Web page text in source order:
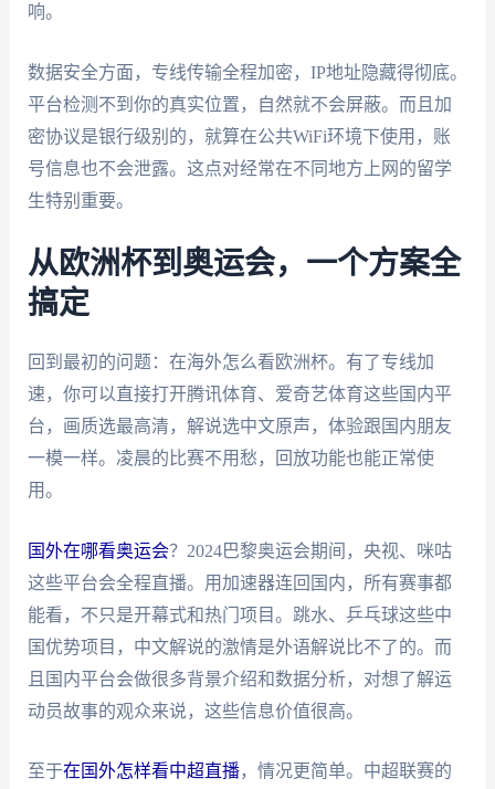
响。
数据安全方面，专线传输全程加密，IP地址隐藏得彻底。
平台检测不到你的真实位置，自然就不会屏蔽。而且加
密协议是银行级别的，就算在公共WiFi环境下使用，账
号信息也不会泄露。这点对经常在不同地方上网的留学
生特别重要。
从欧洲杯到奥运会，一个方案全
搞定
回到最初的问题：在海外怎么看欧洲杯。有了专线加
速，你可以直接打开腾讯体育、爱奇艺体育这些国内平
台，画质选最高清，解说选中文原声，体验跟国内朋友
一模一样。凌晨的比赛不用愁，回放功能也能正常使
用。
国外在哪看奥运会？2024巴黎奥运会期间，央视、咪咕
这些平台会全程直播。用加速器连回国内，所有赛事都
能看，不只是开幕式和热门项目。跳水、乒乓球这些中
国优势项目，中文解说的激情是外语解说比不了的。而
且国内平台会做很多背景介绍和数据分析，对想了解运
动员故事的观众来说，这些信息价值很高。
至于在国外怎样看中超直播，情况更简单。中超联赛的